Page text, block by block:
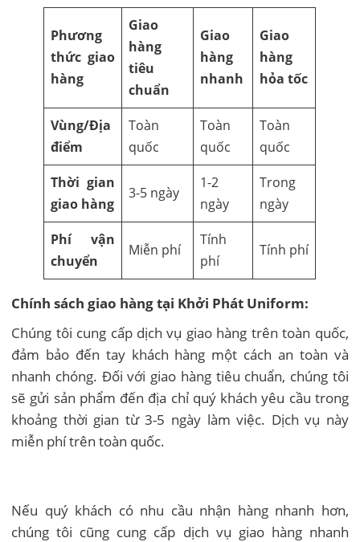
Phương
thức giao
hàng
Giao
hàng
tiêu
chuẩn
Giao
hàng
nhanh
Giao
hàng
hỏa tốc
Vùng/Địa
điểm
Toàn
quốc
Toàn
quốc
Toàn
quốc
Thời gian
giao hàng
3-5 ngày
1-2
ngày
Trong
ngày
Phí vận
chuyển
Miễn phí
Tính
phí
Tính phí
Chính sách giao hàng tại Khởi Phát Uniform:
Chúng tôi cung cấp dịch vụ giao hàng trên toàn quốc,
đảm bảo đến tay khách hàng một cách an toàn và
nhanh chóng. Đối với giao hàng tiêu chuẩn, chúng tôi
sẽ gửi sản phẩm đến địa chỉ quý khách yêu cầu trong
khoảng thời gian từ 3-5 ngày làm việc. Dịch vụ này
miễn phí trên toàn quốc.
Nếu quý khách có nhu cầu nhận hàng nhanh hơn,
chúng tôi cũng cung cấp dịch vụ giao hàng nhanh